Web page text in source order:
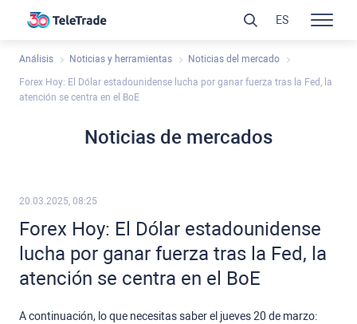
Análisis Noticias y herramientas Noticias del mercado
Forex Hoy: El Dólar estadounidense lucha por ganar fuerza tras la Fed, la
atención se centra en el BoE
Noticias de mercados
20.03.2025, 08:25
Forex Hoy: El Dólar estadounidense
lucha por ganar fuerza tras la Fed, la
atención se centra en el BoE
A continuación, lo que necesitas saber el jueves 20 de marzo:
ES